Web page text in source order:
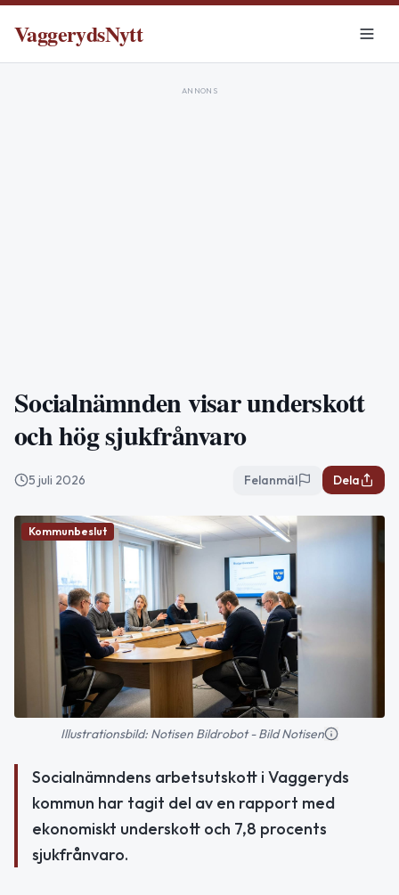
VaggerydsNytt
ANNONS
Socialnämnden visar underskott
och hög sjukfrånvaro
5 juli 2026 Felanmäl Dela
Kommunbeslut
Illustrationsbild: Notisen Bildrobot - Bild Notisen
Socialnämndens arbetsutskott i Vaggeryds
kommun har tagit del av en rapport med
ekonomiskt underskott och 7,8 procents
sjukfrånvaro.